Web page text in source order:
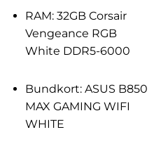
RAM: 32GB Corsair
Vengeance RGB
White DDR5-6000
Bundkort: ASUS B850
MAX GAMING WIFI
WHITE